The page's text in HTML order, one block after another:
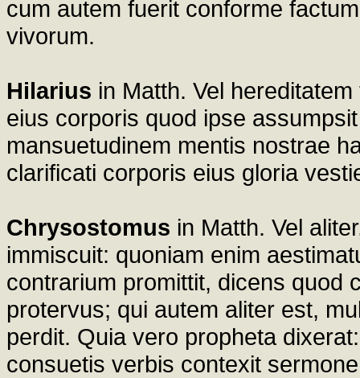
cum autem fuerit conforme
vivorum.
Hilarius in Matth. Vel
eius corporis quod ipse
mansuetudinem mentis nostrae
clarificati corporis eius gloria
Chrysostomus in Matth. Vel
immiscuit: quoniam enim
contrarium promittit, dicens quod
protervus; qui autem aliter est,
perdit. Quia vero propheta
consuetis verbis contexit